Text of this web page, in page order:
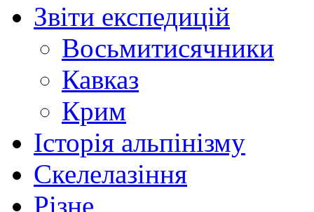
Звіти експедицій
Восьмитисячники
Кавказ
Крим
Історія альпінізму
Скелелазіння
Різне